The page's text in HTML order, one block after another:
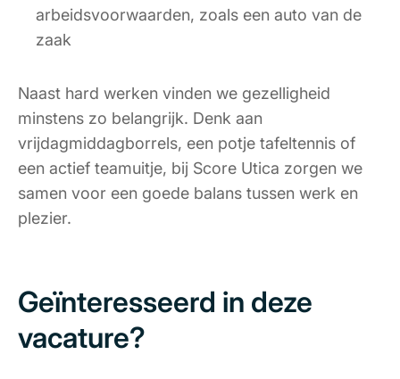
arbeidsvoorwaarden, zoals een auto van de
zaak
Naast hard werken vinden we gezelligheid
minstens zo belangrijk. Denk aan
vrijdagmiddagborrels, een potje tafeltennis of
een actief teamuitje, bij Score Utica zorgen we
samen voor een goede balans tussen werk en
plezier.
Geïnteresseerd in deze
vacature?